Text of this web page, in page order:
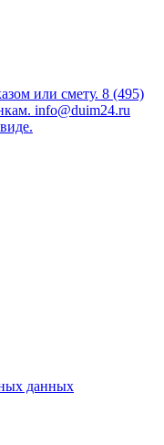
или смету. 8 (495)
info@duim24.ru
данных